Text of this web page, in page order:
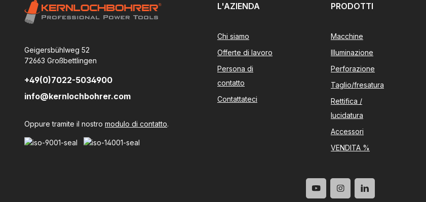
Geigersbühlweg 52
72663 Großbettlingen
+49(0)7022-5034900
info@kernlochbohrer.com
Oppure tramite il nostro modulo di contatto.
L'AZIENDA
Chi siamo
Offerte di lavoro
Persona di
contatto
Contattateci
PRODOTTI
Macchine
Illuminazione
Perforazione
Taglio/fresatura
Rettifica /
lucidatura
Accessori
VENDITA %